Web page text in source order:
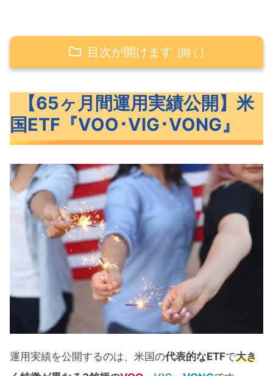
目次が開けます
VIG･VONG』
米国ETF『VOO･VIG･VONG』の概要
徴
VOO・VIG・VONGの過去リターン
VOO・VIG・VONGの運用実績【65ヶ
月間】
為替によるリターン
VOO・VIG・VONGのリターン推移
VOO･VIG･VONGの値動きに見える米国市
場の展望
VOO･VIG･VONGのチャート比較
【65ヶ月間運用実績公開】米
国ETF『VOO･VIG･VONG』
運用実績を公開するのは、米国の代表的なETFで大き